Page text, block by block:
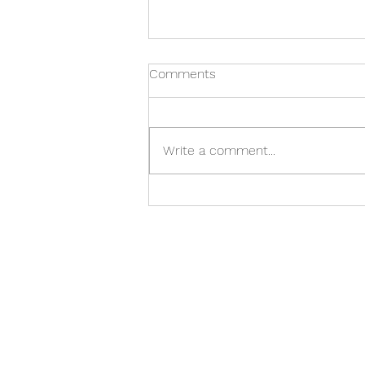
Comments
Write a comment...